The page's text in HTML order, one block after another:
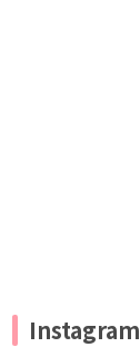
Instagram